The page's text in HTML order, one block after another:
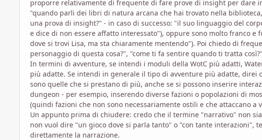
proporre relativamente di frequente di fare prove di insight per dare
"quando parli dei libri di natura arcana che hai trovato nella
una prova di insight?" - in caso di successo: "il suo linguaggio del
e dice di non essere affatto interessato"), oppure sono molto franco
dove si trovi Lisa, ma sta chiaramente mentendo"). Poi chiedo di
personaggio di questa cosa?", "come ti fa sentire quando ti tratta
In termini di avventure, se intendi i moduli della WotC più adatti,
più adatte. Se intendi in generale il tipo di avventure più adatte,
sono quelle che si prestano di più, anche se si possono inserire
dungeon - per esempio, inserendo diverse fazioni o popolazioni di
(quindi fazioni che non sono necessariamente ostili e che attaccano a
Un appunto prima di chiudere: credo che il termine "narrativo" non
non vuol dire "un gioco dove si parla tanto" o "con tante interazioni",
direttamente la narrazione.